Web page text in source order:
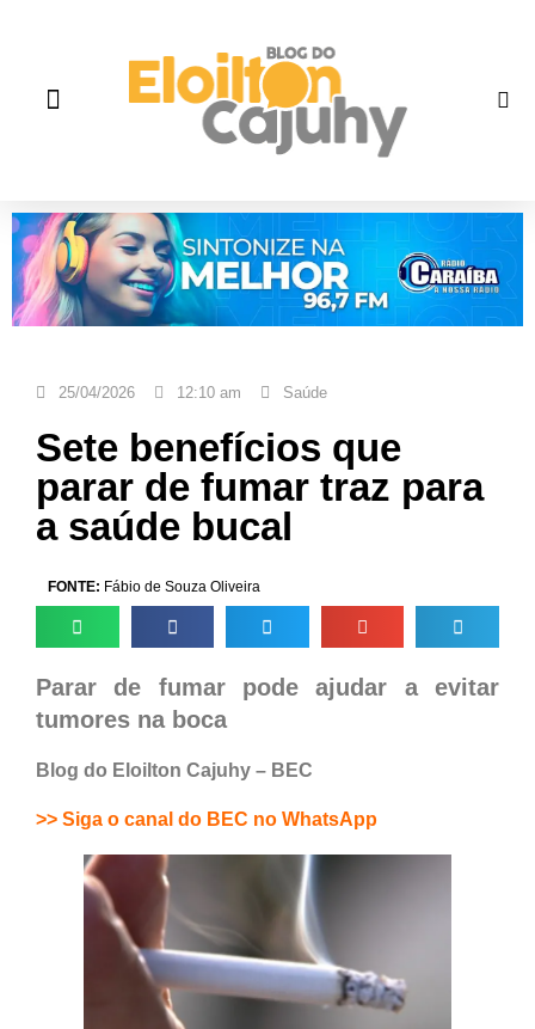
25/04/2026 12:10 am Saúde
Sete benefícios que
parar de fumar traz para
a saúde bucal
FONTE: Fábio de Souza Oliveira
Parar de fumar pode ajudar a evitar
tumores na boca
Blog do Eloilton Cajuhy – BEC
>> Siga o canal do BEC no WhatsApp